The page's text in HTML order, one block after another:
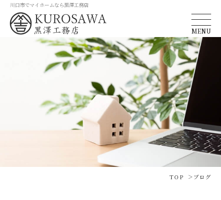
川口市でマイホームなら黒澤工務店
MENU
TOP ブログ